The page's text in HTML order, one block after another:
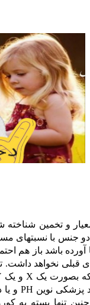
و تخمین
جنس با نسبتهای
قبلی نخواهد
بصورت یک X و یک
پزشکی نوین PH و
تنها بسته به